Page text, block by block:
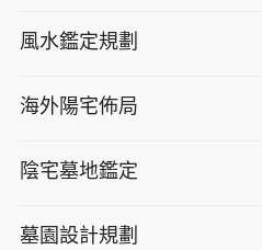
風水鑑定規劃
海外陽宅佈局
陰宅墓地鑑定
墓園設計規劃